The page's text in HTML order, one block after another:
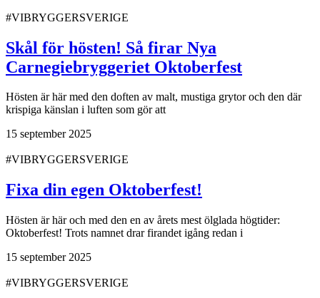
#VIBRYGGERSVERIGE
Skål för hösten! Så firar Nya
Carnegiebryggeriet Oktoberfest
Hösten är här med den doften av malt, mustiga grytor och den där
krispiga känslan i luften som gör att
15 september 2025
#VIBRYGGERSVERIGE
Fixa din egen Oktoberfest!
Hösten är här och med den en av årets mest ölglada högtider:
Oktoberfest! Trots namnet drar firandet igång redan i
15 september 2025
#VIBRYGGERSVERIGE